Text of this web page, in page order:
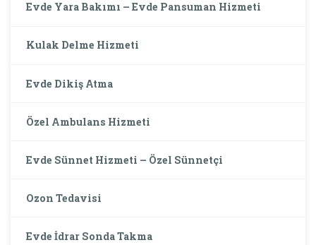
Evde Yara Bakımı – Evde Pansuman Hizmeti
Kulak Delme Hizmeti
Evde Dikiş Atma
Özel Ambulans Hizmeti
Evde Sünnet Hizmeti – Özel Sünnetçi
Ozon Tedavisi
Evde İdrar Sonda Takma